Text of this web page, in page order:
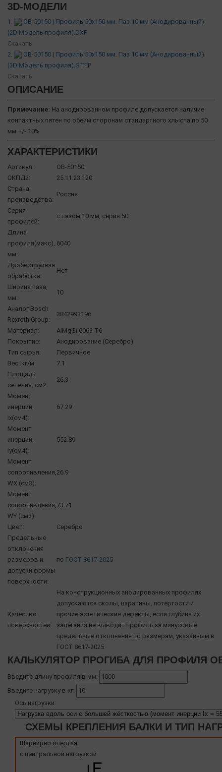
3D-МОДЕЛИ
1.
OB-50150 | Профиль 50х150 мм. Паз 10 мм (Анодированный)
(2D Модель профиля).DXF
Скачать
2.
OB-50150 | Профиль 50х150 мм. Паз 10 мм (Анодированный)
(3D Модель профиля).STEP
Скачать
ОПИСАНИЕ
Примечание: На анодированном профиле допускается наличие
контактных пятен по обеим сторонам стандартного хлыста по 50
мм +/- 10%
ХАРАКТЕРИСТИКИ
Артикул:
OB-50150
ОКПД2:
25.11.23.120
Страна
производства:
Россия
Серия
профилей:
с пазом 10 мм, серия 50
Длина
профиля(макс),
мм:
6040
Дробеструйная
обработка:
Нет
Ширина паза,
мм:
10
Аналог Bosch
Rexroth Group:
3842993196
Материал:
AlMgSi 6063 Т6
Покрытие:
Анодирование (Серебро)
Тип сырья:
Первичное
Вес, кг/м:
7.1
Площадь
сечения, см2:
26.3
Момент
инерции,
Ix(см4):
67.29
Момент
инерции,
Iy(см4):
552.89
Момент
сопротивления,
WX (см3):
26.9
Момент
сопротивления,
WY (см3):
73.71
Цвет:
Серебро
Предельные
отклонения
размеров и
допуски формы
поверхности:
по ГОСТ 8617-2025
Качество
поверхностей:
На конструкционных анодированных профилях
допускаются сколы, царапины, потертости и
прочие эстетические дефекты, если глубина их
залегания не выводит профиль за минусовые
предельные отклонения по размерам, указанным в
ГОСТ 8617-2025
КАЛЬКУЛЯТОР ПРОГИБА ДЛЯ ПРОФИЛЯ
Введите длину профиля в мм:
Введите нагрузку в кг:
Ось нагрузки:
СХЕМЫ КРЕПЛЕНИЯ БАЛКИ И ТИП
Шарнирно опертая
с центральной нагрузкой